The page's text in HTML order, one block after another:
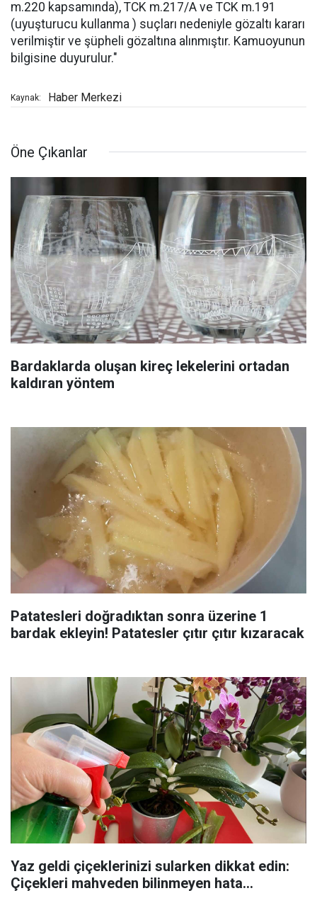
m.220 kapsamında), TCK m.217/A ve TCK m.191
(uyuşturucu kullanma ) suçları nedeniyle gözaltı kararı
verilmiştir ve şüpheli gözaltına alınmıştır. Kamuoyunun
bilgisine duyurulur."
Kaynak: Haber Merkezi
Öne Çıkanlar
Bardaklarda oluşan kireç lekelerini ortadan
kaldıran yöntem
Patatesleri doğradıktan sonra üzerine 1
bardak ekleyin! Patatesler çıtır çıtır kızaracak
Yaz geldi çiçeklerinizi sularken dikkat edin:
Çiçekleri mahveden bilinmeyen hata...